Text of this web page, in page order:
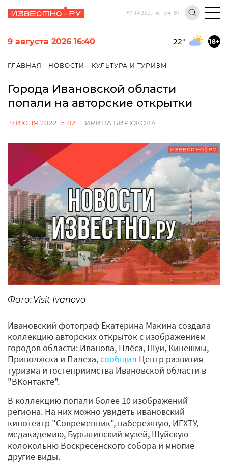
+7 (4932) 41-94-81
9 августа 2026 16:40 22° 18+
ГЛАВНАЯ НОВОСТИ КУЛЬТУРА И ТУРИЗМ
Города Ивановской области
попали на авторские открытки
19 ИЮЛЯ 2022 15:02 ИРИНА БИРЮКОВА
Фото: Visit Ivanovo
Ивановский фотограф Екатерина Макина создала
коллекцию авторских открыток с изображением
городов области: Иванова, Плёса, Шуи, Кинешмы,
Приволжска и Палеха,сообщил Центр развития
туризма и гостеприимства Ивановской области в
"ВКонтакте".
В коллекцию попали более 10 изображений
региона. На них можно увидеть ивановский
кинотеатр "Современник", набережную, ИГХТУ,
медакадемию, Бурылинский музей, Шуйскую
колокольню Воскресенского собора и многие
другие виды.